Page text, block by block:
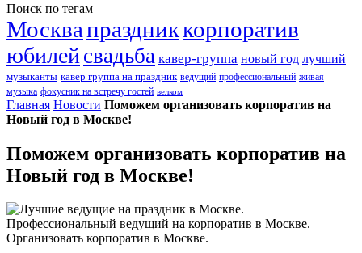
Поиск по тегам
Москвапраздниккорпоратив
юбилейсвадьба кавер-группа новый год лучший
музыканты кавер группа на праздник ведущий профессиональный живая
музыка фокусник на встречу гостей велком
Главная Новости Поможем организовать корпоратив на
Новый год в Москве!
Поможем организовать корпоратив на
Новый год в Москве!